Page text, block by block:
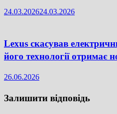
24.03.202624.03.2026
Lexus скасував
його технології отримає
26.06.2026
Залишити відповідь